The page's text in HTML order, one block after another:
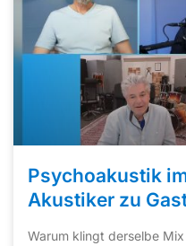
Psychoakustik
Akustiker zu
Warum klingt derselbe